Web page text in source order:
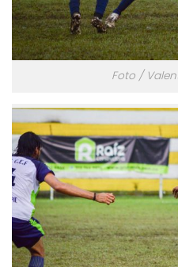
Foto /